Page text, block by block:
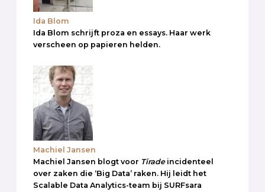
Ida Blom
Ida Blom schrijft proza en essays. Haar werk
verscheen op papieren helden.
Machiel Jansen
Machiel Jansen blogt voor Tiradeincidenteel
over zaken die ‘Big Data’ raken. Hij leidt het
Scalable Data Analytics-team bij SURFsara